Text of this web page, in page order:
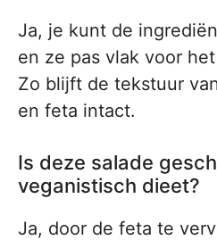
Ja, je kunt de
en ze pas vlak voor
Zo blijft de tekstuur
en feta intact.
Is deze salade
veganistisch dieet?
Ja, door de feta te